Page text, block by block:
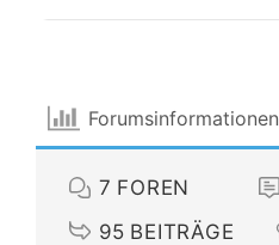
Forumsinformationen
7 FOREN
95 BEITRÄGE